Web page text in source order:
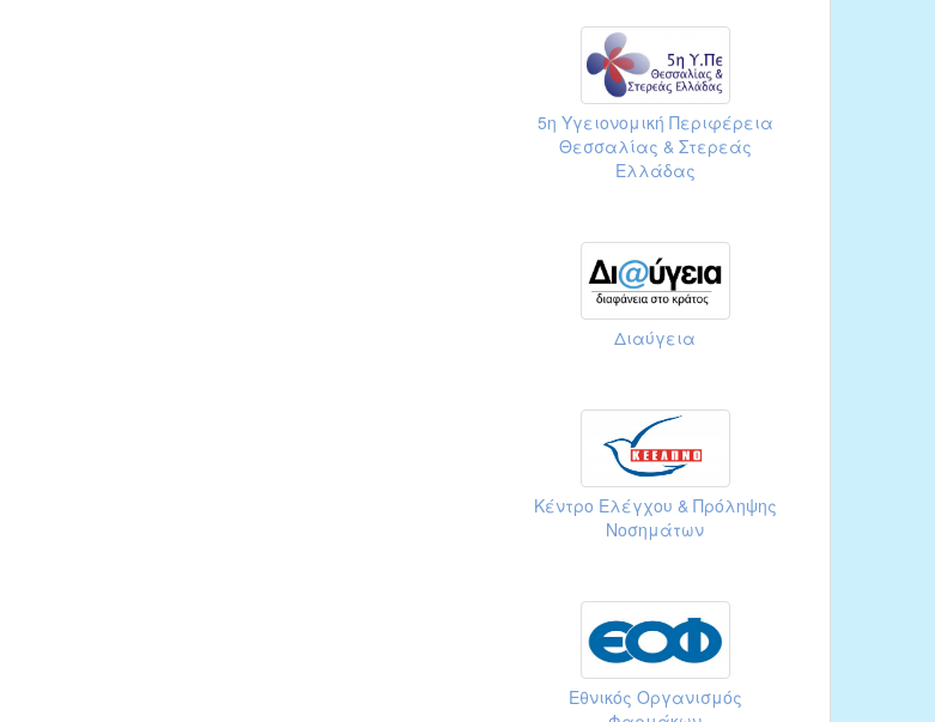
5η Υγειονομική Περιφέρεια
Θεσσαλίας & Στερεάς
Ελλάδας
Διαύγεια
Κέντρο Ελέγχου & Πρόληψης
Νοσημάτων
Εθνικός Οργανισμός